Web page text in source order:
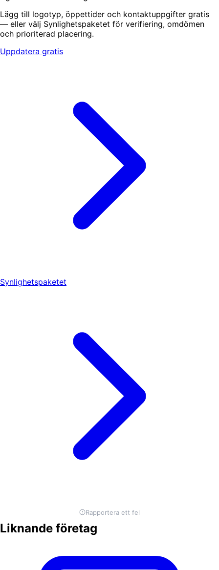
Lägg till logotyp, öppettider och kontaktuppgifter gratis
— eller välj Synlighetspaketet för verifiering, omdömen
och prioriterad placering.
Uppdatera gratis
Synlighetspaketet
Rapportera ett fel
Liknande företag